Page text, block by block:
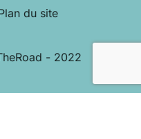
du site
- 2022